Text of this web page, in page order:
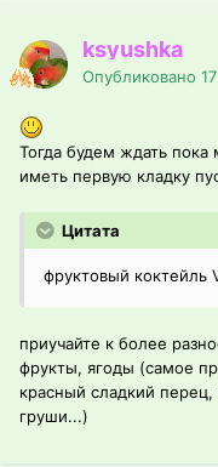
ksyushka
Опубликовано
Тогда будем ждать
иметь первую кладку
Цитата
фруктовый коктейль
приучайте к более
фрукты, ягоды (самое
красный сладкий
груши...)